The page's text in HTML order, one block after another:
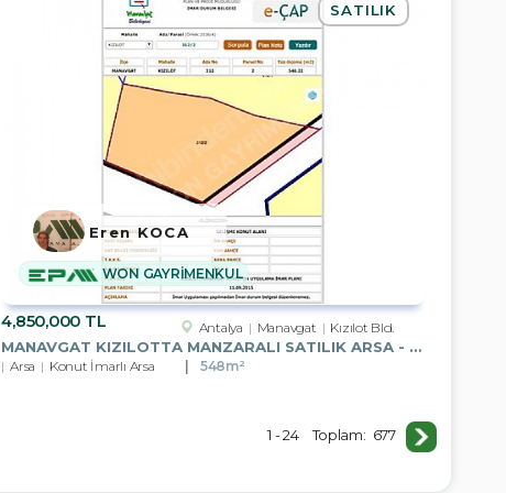
4,850,000 TL Antalya Manavgat Kızılot Bld.
MANAVGAT KIZILOTTA MANZARALI SATILIK ARSA - YATIRIM FIRSATI
SATILIK
Arsa Konut İmarlı Arsa 548m²
WON GAYRİMENKUL
Eren KOCA
1 - 24 Toplam: 677